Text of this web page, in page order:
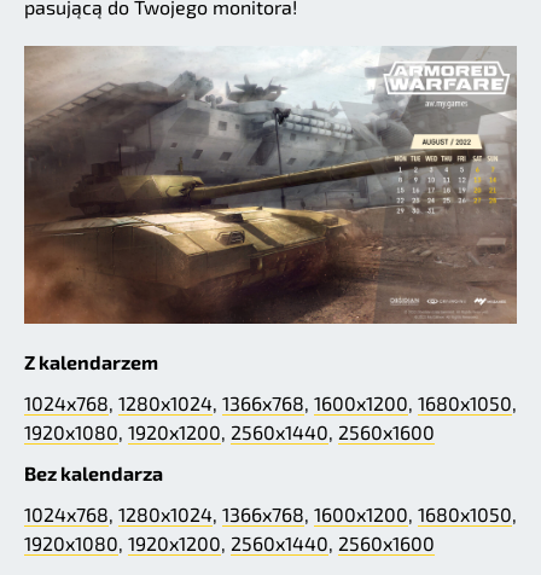
pasującą do Twojego monitora!
Z kalendarzem
1024x768 1280x1024 1366x768 1600x1200 1680x1050
1920x1080 1920x1200 2560x1440 2560x1600
Bez kalendarza
1024x768 1280x1024 1366x768 1600x1200 1680x1050
1920x1080 1920x1200 2560x1440 2560x1600